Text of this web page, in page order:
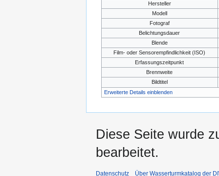
Hersteller
Modell
Fotograf
Belichtungsdauer
Blende
Film- oder Sensorempfindlichkeit (ISO)
Erfassungszeitpunkt
Brennweite
Bildtitel
Erweiterte Details einblenden
Diese Seite wurde
bearbeitet.
Datenschutz Über Wasserturmkatalog der